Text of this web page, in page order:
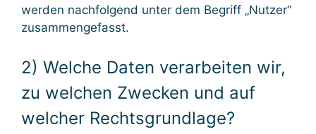
werden nachfolgend unter dem Begriff „Nutzer“
zusammengefasst.
2) Welche Daten verarbeiten wir,
zu welchen Zwecken und auf
welcher Rechtsgrundlage?